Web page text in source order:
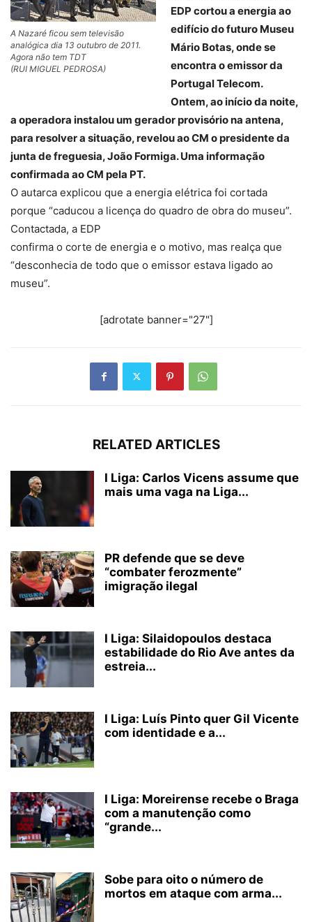
A Nazaré ficou sem televisão
analógica dia 13 outubro de 2011.
Agora não tem TDT
(RUI MIGUEL PEDROSA)
EDP cortou a energia ao
edifício do futuro Museu
Mário Botas, onde se
encontra o emissor da
Portugal Telecom.
Ontem, ao início da noite,
a operadora instalou um gerador provisório na antena,
para resolver a situação, revelou ao CM o presidente da
junta de freguesia, João Formiga. Uma informação
confirmada ao CM pela PT.
O autarca explicou que a energia elétrica foi cortada
porque “caducou a licença do quadro de obra do museu”.
Contactada, a EDP
confirma o corte de energia e o motivo, mas realça que
“desconhecia de todo que o emissor estava ligado ao
museu”.
[adrotate banner="27"]
RELATED ARTICLES
I Liga: Carlos Vicens assume que
mais uma vaga na Liga...
PR defende que se deve
“combater ferozmente”
imigração ilegal
I Liga: Silaidopoulos destaca
estabilidade do Rio Ave antes da
estreia...
I Liga: Luís Pinto quer Gil Vicente
com identidade e a...
I Liga: Moreirense recebe o Braga
com a manutenção como
“grande...
Sobe para oito o número de
mortos em ataque com arma...